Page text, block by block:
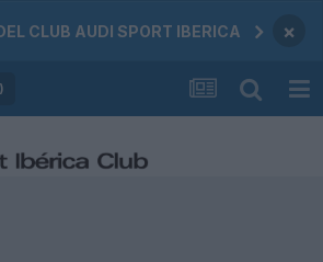
CLUB AUDI SPORT IBERICA ×